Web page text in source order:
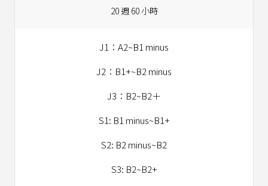
20 週 60 小時
J1：A2~B1 minus
J2：B1+~B2 minus
J3：B2~B2＋
S1: B1 minus~B1+
S2: B2 minus~B2
S3: B2~B2+